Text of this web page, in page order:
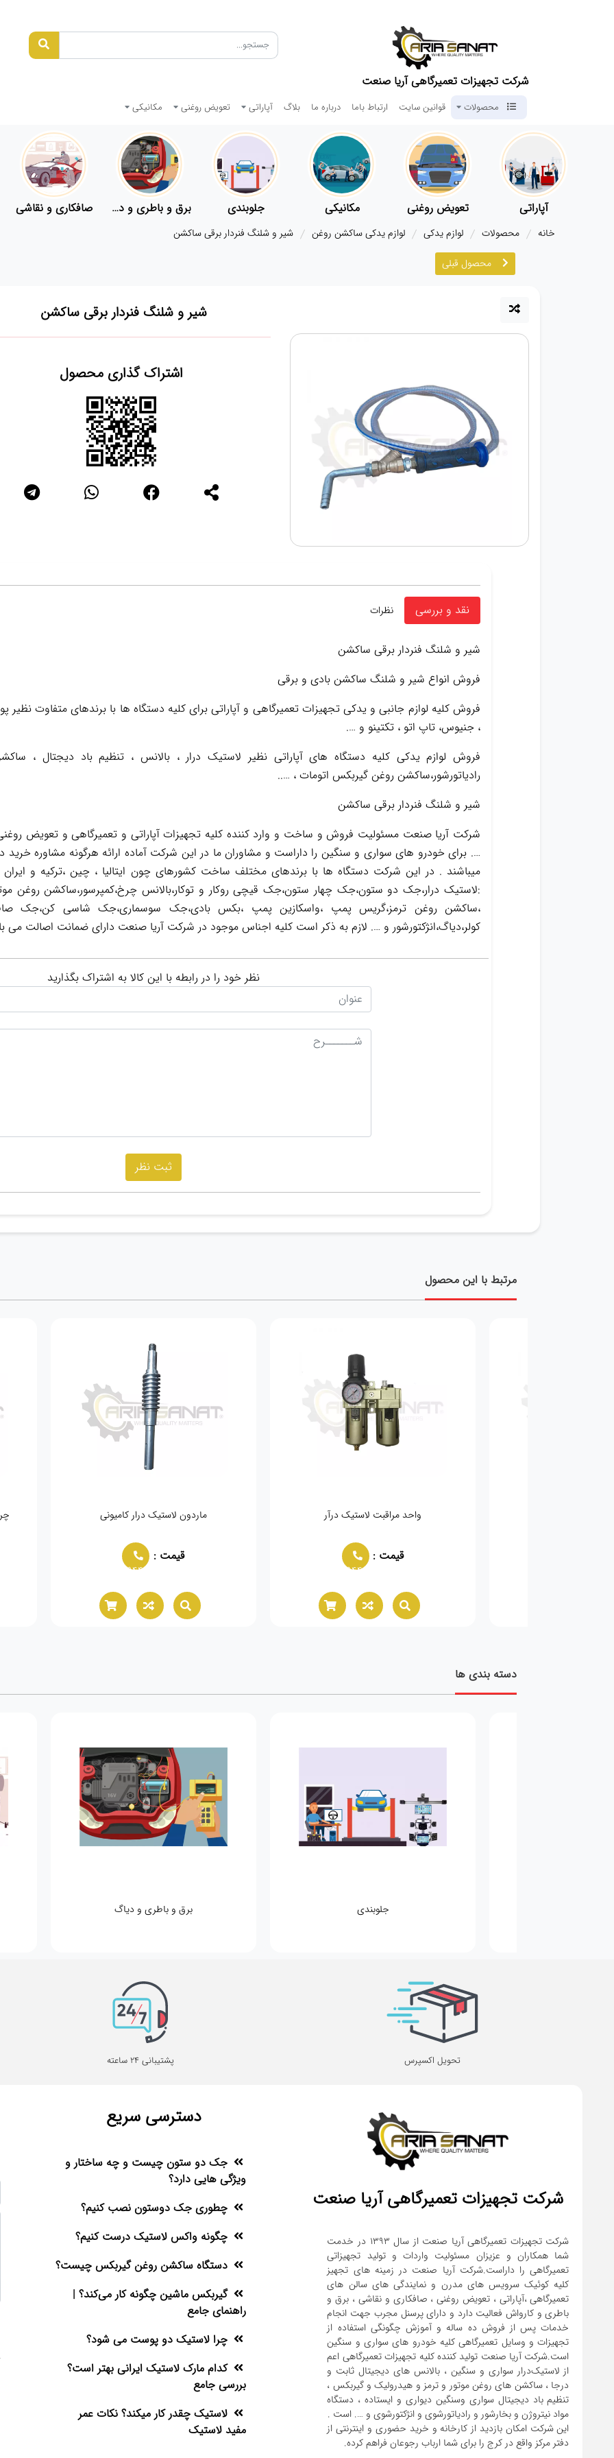
شرکت تجهیزات تعمیرگاهی آریا صنعت
محصولات قوانین سایت ارتباط باما درباره ما بلاگ آپاراتی تعویض روغنی مکانیکی
آپاراتی تعویض روغنی مکانیکی جلوبندی برق و باطری و دیاگ صافکاری و نقاشی
خانه محصولات لوازم یدکی لوازم یدکی ساکشن روغن
شیر و شلنگ فنردار برقی ساکشن
محصول قبلی
شیر و شلنگ فنردار برقی ساکشن
اشتراک گذاری محصول
نقد و بررسی نظرات
شیر و شلنگ فنردار برقی ساکشن
فروش انواع شیر و شلنگ ساکشن بادی و برقی
، جنیوس، تاپ اتو ، تکتینو و ….
فروش لوازم یدکی کلیه دستگاه های آپاراتی نظیر لاستیک درار ، بالانس ، تنظیم باد دیجتال ،
رادیاتورشور،ساکشن روغن گیربکس اتومات ، …..
شیر و شلنگ فنردار برقی ساکشن
شرکت آریا صنعت مسئولیت فروش و ساخت و وارد کننده کلیه تجهیزات آپاراتی و تعمیرگاهی و تعویض
…. برای خودرو های سواری و سنگین را داراست و مشاوران ما در این شرکت آماده ارائه هرگونه مشاوره خرید
میباشند . در این شرکت دستگاه ها با برندهای مختلف ساخت کشورهای چون ایتالیا ، چین ،ترکیه و
:لاستیک درار،جک دو ستون،جک چهار ستون،جک قیچی روکار و توکار،بالانس چرخ،کمپرسور،ساکشن روغن
کولر،دیاگ،انژکتورشور و …. لازم به ذکر است کلیه اجناس موجود در شرکت آریا صنعت دارای ضمانت اصالت می
نظر خود را در رابطه با این کالا به اشتراک بگذارید
مرتبط با این محصول
واحد مراقبت لاستیک درآر
قیمت :
02166021944
ماردون لاستیک درار کامیونی
قیمت :
02166021944
دسته بندی ها
جلوبندی برق و باطری و دیاگ
تحویل اکسپرس پشتیبانی 24 ساعته
شرکت تجهیزات تعمیرگاهی آریا صنعت
شرکت تجهیزات تعمیرگاهی آریا صنعت از سال ۱۳۹۳ در خدمت
شما همکاران و عزیزان مسئولیت واردات و تولید تجهیزاتی
تعمیرگاهی را داراست.شرکت آریا صنعت در زمینه های تجهیز
کلیه کوئیک سرویس های مدرن و نمایندگی های سالن های
تعمیرگاهی ،آپاراتی ، تعویض روغنی ، صافکاری و نقاشی ، برق و
باطری و کارواش فعالیت دارد و دارای پرسنل مجرب جهت انجام
خدمات پس از فروش ده ساله و آموزش چگونگی استفاده از
تجهیزات و وسایل تعمیرگاهی کلیه خودرو های سواری و سنگین
است.شرکت آریا صنعت تولید کننده کلیه تجهیزات تعمیرگاهی اعم
از لاستیک‌درار سواری و ‌سنگین ، بالانس های دیجیتال ثابت و
درجا ، ساکشن های روغن موتور و ترمز و هیدرولیک و گیربکس ،
تنظیم باد دیجیتال سواری و‌سنگین دیواری و ایستاده ، دستگاه
این شرکت امکان بازدید از کارخانه و خرید حضوری و اینترنتی از
دفتر مرکز واقع در کرج را برای شما ارباب رجوعان فراهم کرده.
دسترسی سریع
جک دو ستون چیست و چه ساختار و
ویژگی هایی دارد؟
چطوری جک دوستون نصب کنیم؟
چگونه واکس لاستیک درست کنیم؟
دستگاه ساکشن روغن گیربکس چیست؟
گیربکس ماشین چگونه کار می‌کند؟ |
راهنمای جامع
چرا لاستیک دو پوست می شود؟
کدام مارک لاستیک ایرانی بهتر است؟
بررسی جامع
لاستیک چقدر کار میکند؟ نکات عمر
مفید لاستیک